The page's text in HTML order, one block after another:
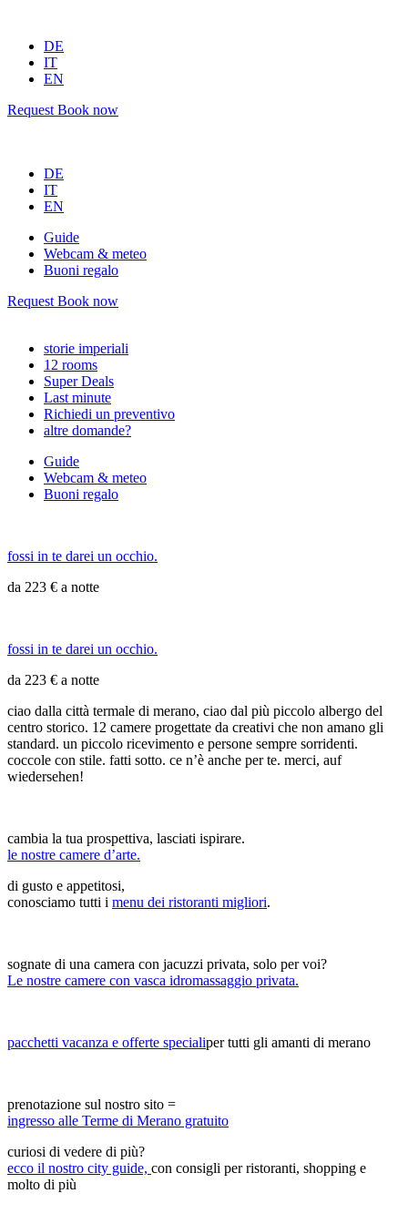
DE
IT
EN
Request Book now
DE
IT
EN
Guide
Webcam & meteo
Buoni regalo
Request Book now
storie imperiali
12 rooms
Super Deals
Last minute
Richiedi un preventivo
altre domande?
Guide
Webcam & meteo
Buoni regalo
fossi in te darei un occhio.
da 223 € a notte
fossi in te darei un occhio.
da 223 € a notte
ciao dalla città termale di merano, ciao dal più piccolo albergo del
centro storico. 12 camere progettate da creativi che non amano gli
standard. un piccolo ricevimento e persone sempre sorridenti.
coccole con stile. fatti sotto. ce n’è anche per te. merci, auf
wiedersehen!
cambia la tua prospettiva, lasciati ispirare.
le nostre camere d’arte.
di gusto e appetitosi,
conosciamo tutti i menu dei ristoranti migliori.
sognate di una camera con jacuzzi privata, solo per voi?
Le nostre camere con vasca idromassaggio privata.
pacchetti vacanza e offerte specialiper tutti gli amanti di merano
prenotazione sul nostro sito =
ingresso alle Terme di Merano gratuito
curiosi di vedere di più?
ecco il nostro city guide, con consigli per ristoranti, shopping e
molto di più